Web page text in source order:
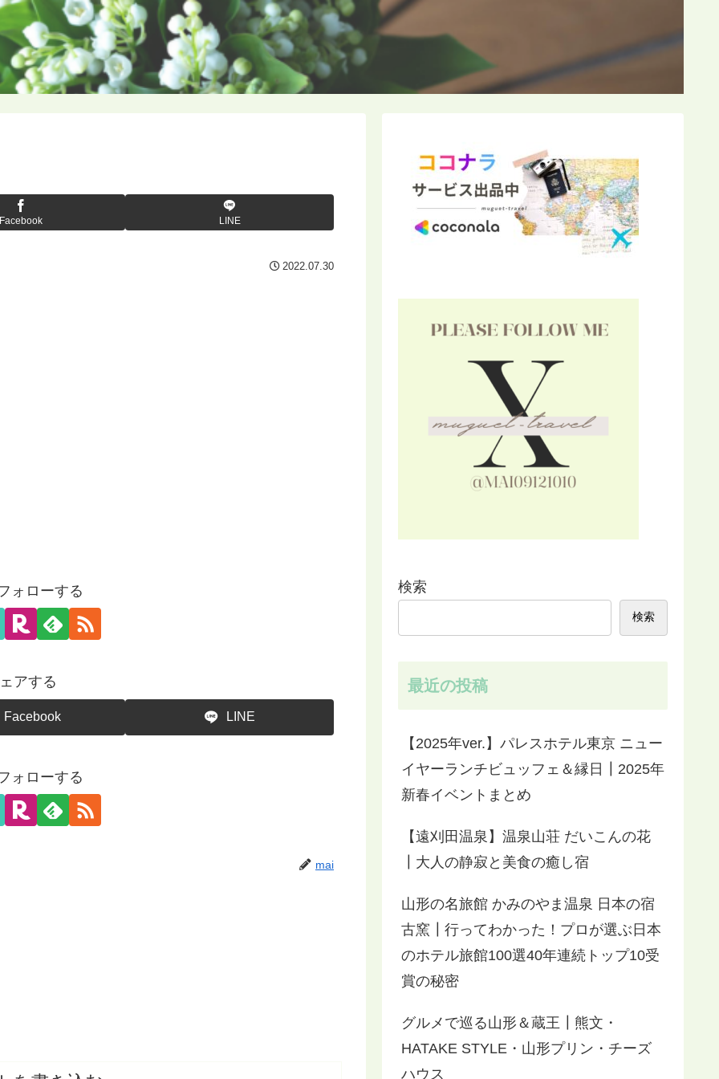
Facebook LINE
2022.07.30
ォローする
アする
Facebook LINE
ォローする
mai
検索
検索
最近の投稿
【2025年ver.】パレスホテル東京 ニュー
イヤーランチビュッフェ＆縁日┃2025年
新春イベントまとめ
【遠刈田温泉】温泉山荘 だいこんの花
┃大人の静寂と美食の癒し宿
山形の名旅館 かみのやま温泉 日本の宿
古窯┃行ってわかった！プロが選ぶ日本
のホテル旅館100選40年連続トップ10受
賞の秘密
グルメで巡る山形＆蔵王┃熊文・
HATAKE STYLE・山形プリン・チーズ
ハウス